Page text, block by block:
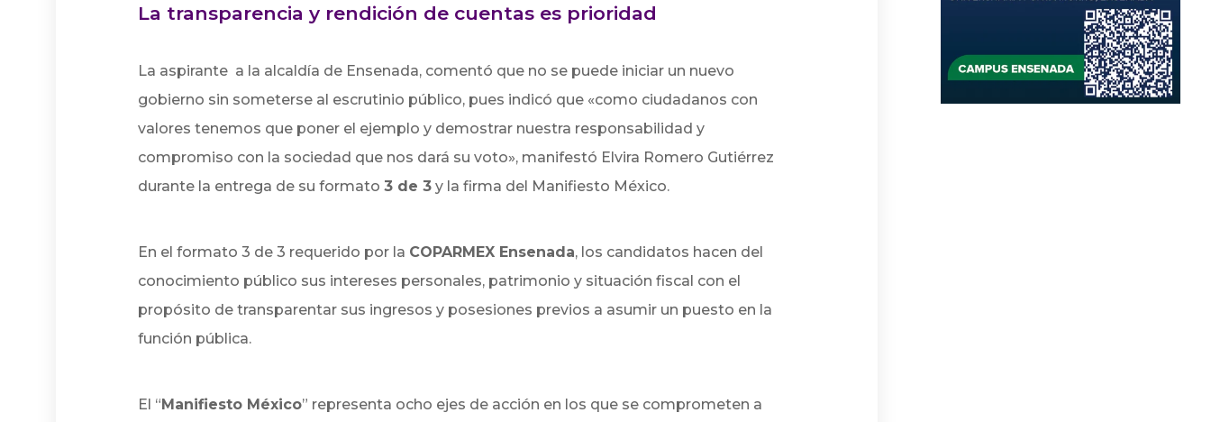
La transparencia y rendición de cuentas es prioridad
La aspirante a la alcaldía de Ensenada, comentó que no se puede iniciar un nuevo
gobierno sin someterse al escrutinio público, pues indicó que «como ciudadanos con
valores tenemos que poner el ejemplo y demostrar nuestra responsabilidad y
compromiso con la sociedad que nos dará su voto», manifestó Elvira Romero Gutiérrez
durante la entrega de su formato 3 de 3y la firma del Manifiesto México.
En el formato 3 de 3 requerido por la COPARMEX Ensenada, los candidatos hacen del
conocimiento público sus intereses personales, patrimonio y situación fiscal con el
propósito de transparentar sus ingresos y posesiones previos a asumir un puesto en la
función pública.
El “Manifiesto México” representa ocho ejes de acción en los que se comprometen a